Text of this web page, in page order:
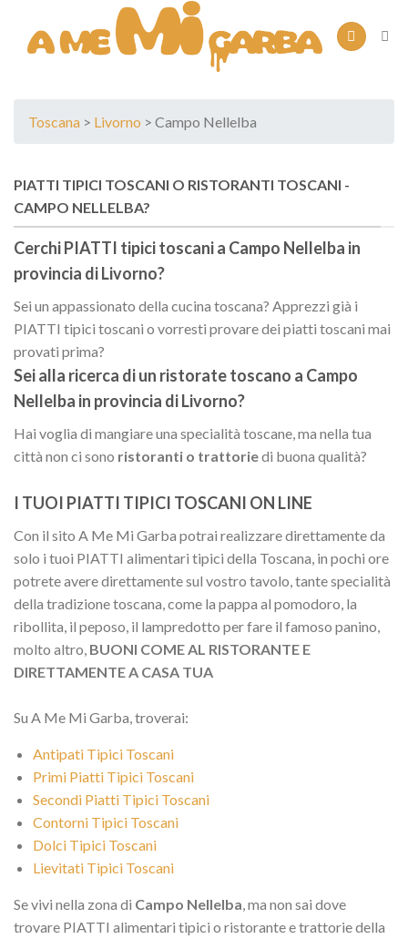
content
Toscana > Livorno > Campo Nellelba
PIATTI TIPICI TOSCANI O RISTORANTI TOSCANI -
CAMPO NELLELBA?
Cerchi PIATTI tipici toscani a Campo Nellelba in
provincia diLivorno?
Sei un appassionato della cucina toscana? Apprezzi già i
PIATTI tipici toscani o vorresti provare dei piatti toscani mai
provati prima?
Sei alla ricerca di un ristorate toscano a Campo
Nellelba in provincia diLivorno?
Hai voglia di mangiare una specialità toscane, ma nella tua
città non ci sono ristoranti o trattoriedi buona qualità?
I TUOI PIATTI TIPICI TOSCANI ON LINE
Con il sito A Me Mi Garba potrai realizzare direttamente da
solo i tuoi PIATTI alimentari tipici della Toscana, in pochi ore
potrete avere direttamente sul vostro tavolo, tante specialità
della tradizione toscana, come la pappa al pomodoro, la
ribollita, il peposo, il lampredotto per fare il famoso panino,
molto altro, BUONI COME AL RISTORANTE E
DIRETTAMENTE A CASA TUA
Su A Me Mi Garba, troverai:
Antipati Tipici Toscani
Primi Piatti Tipici Toscani
Secondi Piatti Tipici Toscani
Contorni Tipici Toscani
Dolci Tipici Toscani
Lievitati Tipici Toscani
Se vivi nella zona di Campo Nellelba , ma non sai dove
trovare PIATTI alimentari tipici o ristorante e trattorie della